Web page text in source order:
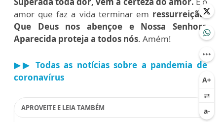
amor que faz a vida terminar em ressurreição.
Que Deus nos abençoe e Nossa Senhora
Aparecida proteja a todos nós. Amém!
▶▶ Todas as notícias sobre a pandemia de
coronavírus
APROVEITE E LEIA TAMBÉM